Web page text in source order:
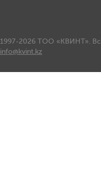
1997-2026 ТОО «КВИНТ».
info@kvint.kz